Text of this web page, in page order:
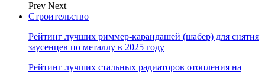
Prev Next
Строительство
Рейтинг лучших риммер-карандашей (шабер) для снятия
заусенцев по металлу в 2025 году
Рейтинг лучших стальных радиаторов отопления на